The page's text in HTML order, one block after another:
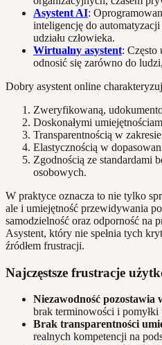
Asystent AI:
inteligencję do
udziału człowieka.
Wirtualny asystent: Często
odnosić się zarówno do
Dobry asystent online
Zweryfikowaną,
Doskonałymi
Transparentnością w
Elastycznością w
Zgodnością ze standardami
osobowych.
W praktyce oznacza to nie tylko
ale i umiejętność przewidywania
samodzielność oraz odporność na
Asystent, który nie spełnia tych
źródłem frustracji.
Najczęstsze frustracje
Niezawodność pozostawia
brak terminowości i pomyłki
Brak transparentności
realnych kompetencji na